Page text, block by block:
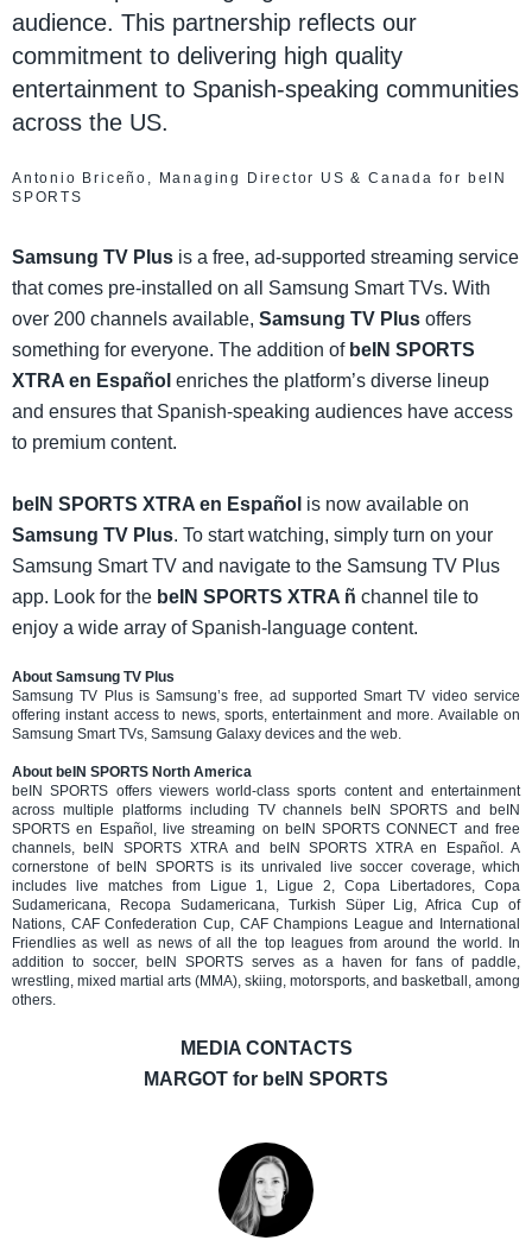
audience. This partnership reflects our
commitment to delivering high quality
entertainment to Spanish-speaking communities
across the US.
Antonio Briceño, Managing Director US & Canada for beIN
SPORTS
Samsung TV Plus is a free, ad-supported streaming service
that comes pre-installed on all Samsung Smart TVs. With
over 200 channels available, Samsung TV Plus offers
something for everyone. The addition of beIN SPORTS
XTRA en Español enriches the platform’s diverse lineup
and ensures that Spanish-speaking audiences have access
to premium content.
beIN SPORTS XTRA en Español is now available on
Samsung TV Plus. To start watching, simply turn on your
Samsung Smart TV and navigate to the Samsung TV Plus
app. Look for the beIN SPORTS XTRA ñ channel tile to
enjoy a wide array of Spanish-language content.
About Samsung TV Plus
Samsung TV Plus is Samsung’s free, ad supported Smart TV video service
offering instant access to news, sports, entertainment and more. Available on
Samsung Smart TVs, Samsung Galaxy devices and the web.
About beIN SPORTS North America
beIN SPORTS offers viewers world-class sports content and entertainment
across multiple platforms including TV channels beIN SPORTS and beIN
SPORTS en Español, live streaming on beIN SPORTS CONNECT and free
channels, beIN SPORTS XTRA and beIN SPORTS XTRA en Español. A
cornerstone of beIN SPORTS is its unrivaled live soccer coverage, which
includes live matches from Ligue 1, Ligue 2, Copa Libertadores, Copa
Sudamericana, Recopa Sudamericana, Turkish Süper Lig, Africa Cup of
Nations, CAF Confederation Cup, CAF Champions League and International
Friendlies as well as news of all the top leagues from around the world. In
addition to soccer, beIN SPORTS serves as a haven for fans of paddle,
wrestling, mixed martial arts (MMA), skiing, motorsports, and basketball, among
others.
MEDIA CONTACTS
MARGOT for beIN SPORTS